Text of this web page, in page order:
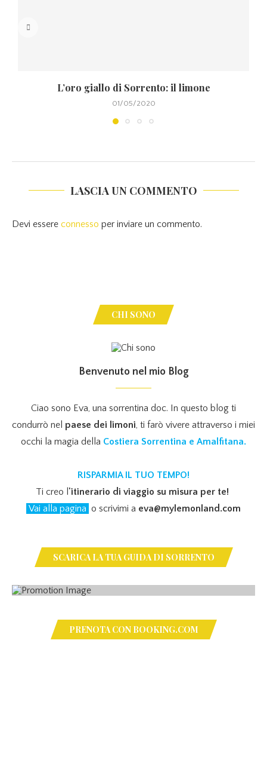
L’oro giallo di Sorrento: il limone
01/05/2020
LASCIA UN COMMENTO
Devi essere connesso per inviare un commento.
CHI SONO
Benvenuto nel mio Blog
Ciao sono Eva, una sorrentina doc. In questo blog ti
condurrò nel paese dei limoni, ti farò vivere attraverso i miei
occhi la magia della Costiera Sorrentina e Amalfitana.
RISPARMIA IL TUO TEMPO!
Ti creo l 'itinerario di viaggio su misura per te!
Vai alla pagina o scrivimi a eva@mylemonland.com
SCARICA LA TUA GUIDA DI SORRENTO
PRENOTA CON BOOKING.COM